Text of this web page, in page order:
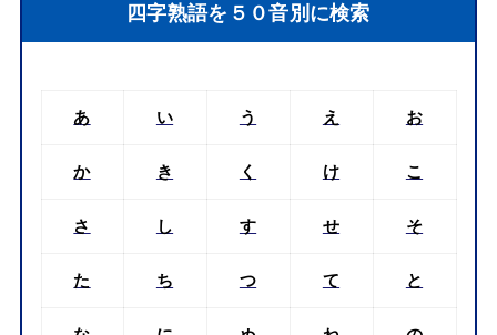
四字熟語を５０音別に検索
あ い う え お
か き く け こ
さ し す せ そ
た ち つ て と